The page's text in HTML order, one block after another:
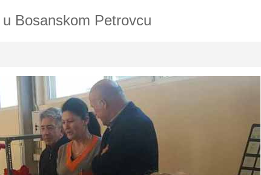
Bosanskom Petrovcu